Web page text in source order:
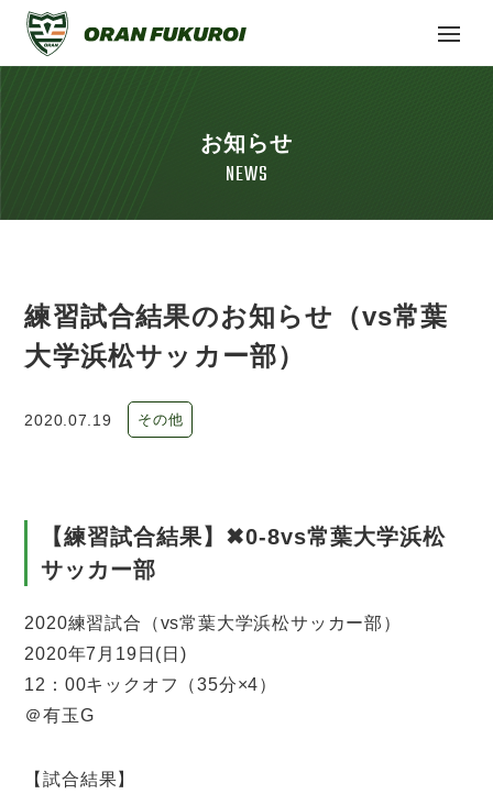
お知らせ
NEWS
練習試合結果のお知らせ（vs常葉
大学浜松サッカー部）
2020.07.19 その他
【練習試合結果】✖0-8vs常葉大学浜松
サッカー部
2020練習試合（vs常葉大学浜松サッカー部）
2020年7月19日(日)
12：00キックオフ（35分×4）
＠有玉G
【試合結果】